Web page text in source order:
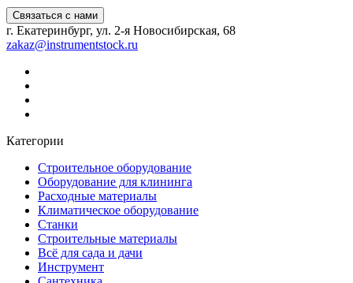
Связаться с нами
г. Екатеринбург, ул. 2-я Новосибирская, 68
zakaz@instrumentstock.ru
Категории
Строительное оборудование
Оборудование для клининга
Расходные материалы
Климатическое оборудование
Станки
Строительные материалы
Всё для сада и дачи
Инструмент